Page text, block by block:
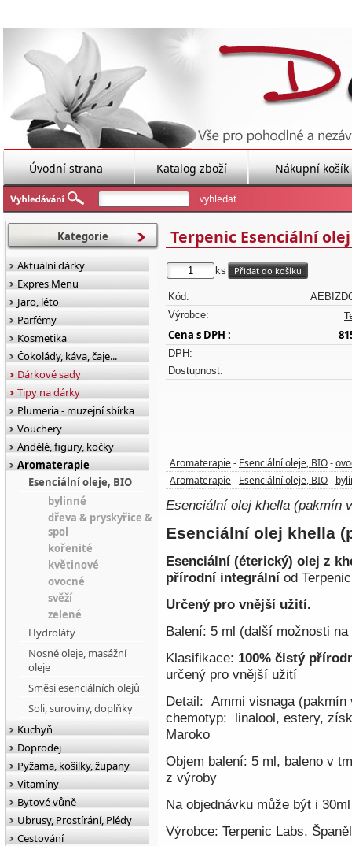
Úvodní strana Katalog zboží Nákupní košík
Terpenic Esenciální
ks
Kód:
Výrobce:
Cena s DPH :
DPH:
Dostupnost:
Aromaterapie - Esenciální oleje, BIO -
Aromaterapie - Esenciální oleje, BIO -
Esenciální olej khella (pakmín
Esenciální olej khella
Esenciální (éterický) olej z
přírodní integrální od
Určený pro vnější užití.
Balení: 5 ml (další možnosti na
Klasifikace: 100% čistý
určený pro vnější užití
Detail: Ammi visnaga
chemotyp: linalool, estery,
Maroko
Objem balení: 5 ml, baleno v
z výroby
Na objednávku může být i
Výrobce: Terpenic Labs,
Kategorie
Aktuální dárky
Expres Menu
Jaro, léto
Parfémy
Kosmetika
Čokolády, káva, čaje...
Dárkové sady
Tipy na dárky
Plumeria - muzejní sbírka
Vouchery
Andělé, figury, kočky
Aromaterapie
Esenciální oleje, BIO
bylinné
dřeva & pryskyřice &
spol
kořenité
květinové
ovocné
svěží
zelené
Hydroláty
Nosné oleje, masážní
oleje
Směsi esenciálních olejů
Soli, suroviny, doplňky
Kuchyň
Doprodej
Pyžama, košilky, župany
Vitamíny
Bytové vůně
Ubrusy, Prostírání, Plédy
Cestování